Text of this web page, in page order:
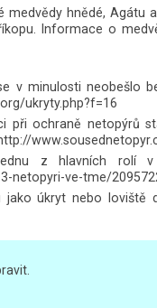
hnědé, Agátu
Informace o
v minulosti neobešlo
ukryty.php?f=16
při ochraně netopýrů
z hlavních rolí
netopyri-ve-tme/
úkryt nebo loviště